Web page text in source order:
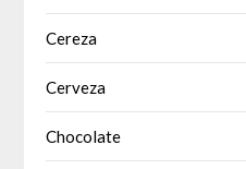
Cereza
Cerveza
Chocolate